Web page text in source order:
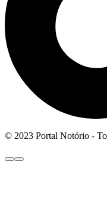
© 2023 Portal Notório -